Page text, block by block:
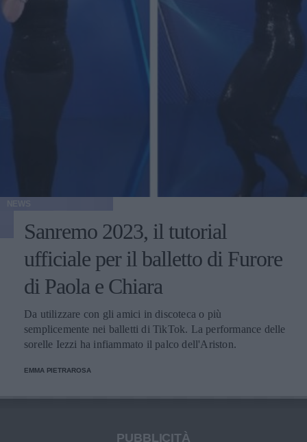
Sanremo 2023, il tutorial
ufficiale per il balletto di Furore
di Paola e Chiara
Da utilizzare con gli amici in discoteca o più
semplicemente nei balletti di TikTok. La performance delle
sorelle Iezzi ha infiammato il palco dell'Ariston.
EMMA PIETRAROSA
PUBBLICITÀ